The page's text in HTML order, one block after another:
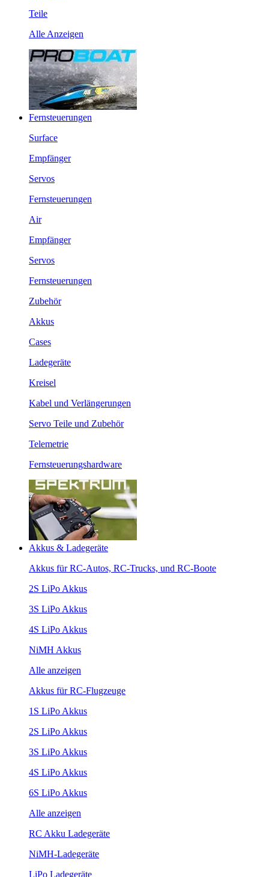
Teile
Alle Anzeigen
Fernsteuerungen
Surface
Empfänger
Servos
Fernsteuerungen
Air
Empfänger
Servos
Fernsteuerungen
Zubehör
Akkus
Cases
Ladegeräte
Kreisel
Kabel und Verlängerungen
Servo Teile und Zubehör
Telemetrie
Fernsteuerungshardware
Akkus & Ladegeräte
Akkus für RC-Autos, RC-Trucks, und RC-Boote
2S LiPo Akkus
3S LiPo Akkus
4S LiPo Akkus
NiMH Akkus
Alle anzeigen
Akkus für RC-Flugzeuge
1S LiPo Akkus
2S LiPo Akkus
3S LiPo Akkus
4S LiPo Akkus
6S LiPo Akkus
Alle anzeigen
RC Akku Ladegeräte
NiMH-Ladegeräte
LiPo Ladegeräte